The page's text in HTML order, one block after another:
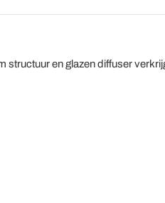
structuur en glazen diffuser